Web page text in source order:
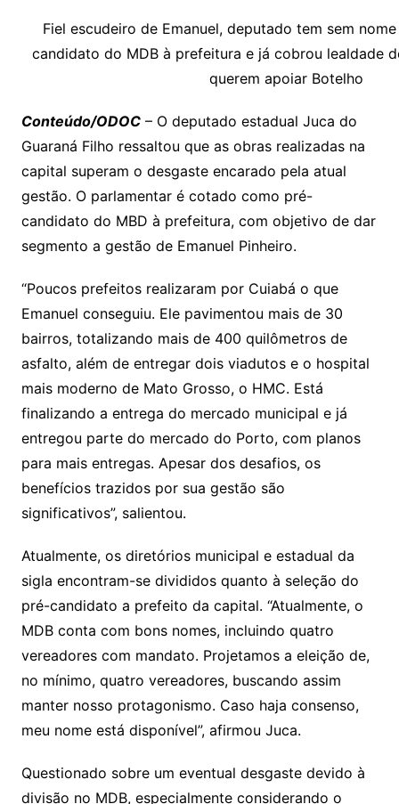
y
Li
k
s
A
p
gr
a
e
dI
n
l
gl
e
Cl
a
s
sr
o
s
e
s
s
g
e
lo
o
c
o
m
y
p
h
o
M
ai
l
e
a
d
s
ai
l
ar
e
Fiel escudeiro de Emanuel, deputado tem sem
candidato do MDB à prefeitura e já cobrou lealdade
querem apoiar Botelho
Conteúdo/ODOC– O deputado estadual Juca do
Guaraná Filho ressaltou que as obras realizadas na
capital superam o desgaste encarado pela atual
gestão. O parlamentar é cotado como pré-
candidato do MBD à prefeitura, com objetivo de dar
segmento a gestão de Emanuel Pinheiro.
“Poucos prefeitos realizaram por Cuiabá o que
Emanuel conseguiu. Ele pavimentou mais de 30
bairros, totalizando mais de 400 quilômetros de
asfalto, além de entregar dois viadutos e o hospital
mais moderno de Mato Grosso, o HMC. Está
finalizando a entrega do mercado municipal e já
entregou parte do mercado do Porto, com planos
para mais entregas. Apesar dos desafios, os
benefícios trazidos por sua gestão são
significativos”, salientou.
Atualmente, os diretórios municipal e estadual da
sigla encontram-se divididos quanto à seleção do
pré-candidato a prefeito da capital. “Atualmente, o
MDB conta com bons nomes, incluindo quatro
vereadores com mandato. Projetamos a eleição de,
no mínimo, quatro vereadores, buscando assim
manter nosso protagonismo. Caso haja consenso,
meu nome está disponível”, afirmou Juca.
Questionado sobre um eventual desgaste devido à
divisão no MDB, especialmente considerando o